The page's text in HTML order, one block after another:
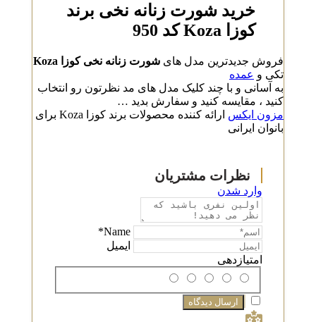
خرید شورت زنانه نخی برند
کوزا Koza کد 950
فروش جدیدترین مدل های شورت زنانه نخی کوزا Koza
تکی وعمده
به آسانی و با چند کلیک مدل های مد نظرتون رو انتخاب
کنید ، مقایسه کنید و سفارش بدید …
مزون ایکس
ارائه کننده محصولات برند کوزا Koza برای
بانوان ایرانی
وارد شدن
Name*
امتیازدهی